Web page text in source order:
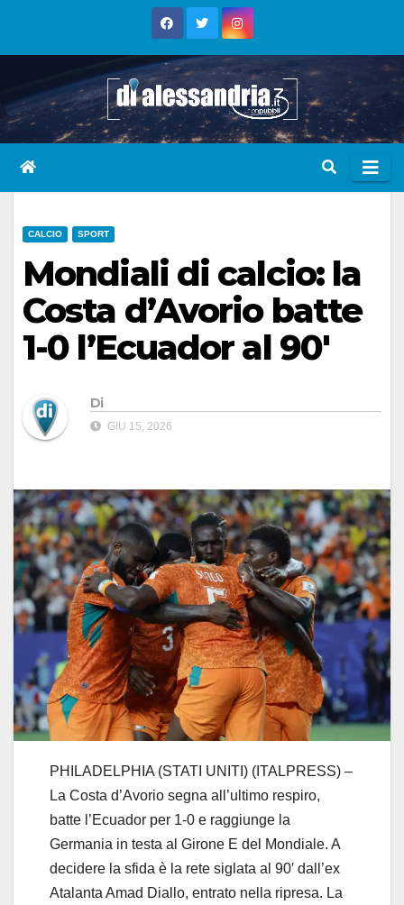
CALCIO SPORT
Mondiali di calcio: la
Costa d’Avorio batte
1-0 l’Ecuador al 90′
Di
GIU 15, 2026
PHILADELPHIA (STATI UNITI) (ITALPRESS) –
La Costa d’Avorio segna all’ultimo respiro,
batte l’Ecuador per 1-0 e raggiunge la
Germania in testa al Girone E del Mondiale. A
decidere la sfida è la rete siglata al 90′ dall’ex
Atalanta Amad Diallo, entrato nella ripresa. La